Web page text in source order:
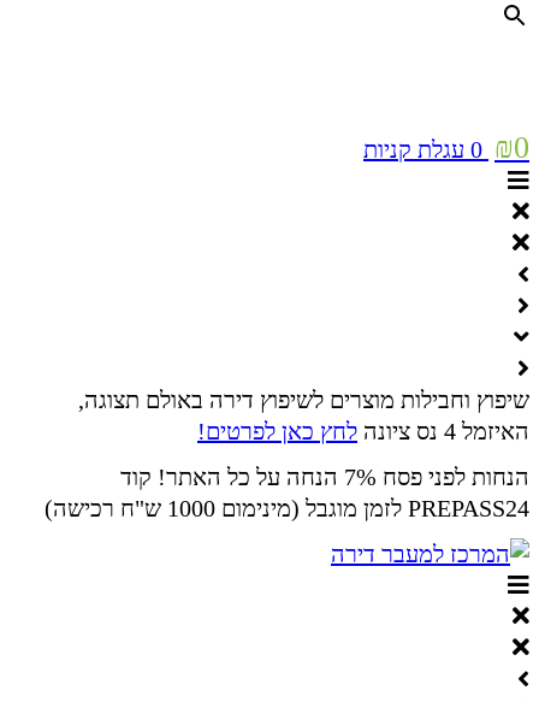
₪0
0 עגלת קניות
שיפוץ וחבילות מוצרים לשיפוץ דירה באולם תצוגה,
האיזמל 4 נס ציונה
לחץ כאן לפרטים!
הנחות לפני פסח 7% הנחה על כל האתר! קוד
PREPASS24 לזמן מוגבל (מינימום 1000 ש"ח רכישה)